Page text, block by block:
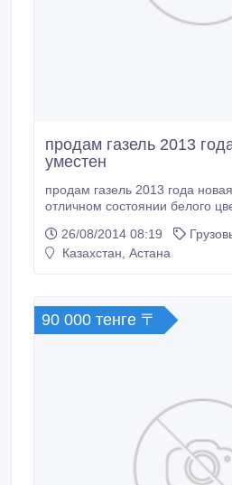
продам газель 2013
уместен
продам газель 2013 года новая
26/08/2014 08:19
Казахстан, Астана
90 000 тенге 〒